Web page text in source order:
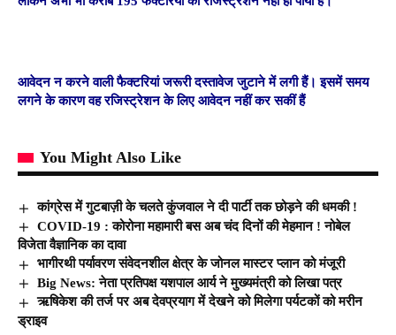
आवेदन न करने वाली फैक्टरियां जरूरी दस्तावेज जुटाने में लगी हैं। इसमें समय
लगने के कारण वह रजिस्ट्रेशन के लिए आवेदन नहीं कर सकीं हैं
You Might Also Like
कांग्रेस में गुटबाज़ी के चलते कुंजवाल ने दी पार्टी तक छोड़ने की धमकी !
COVID-19 : कोरोना महामारी बस अब चंद दिनों की मेहमान ! नोबेल
विजेता वैज्ञानिक का दावा
भागीरथी पर्यावरण संवेदनशील क्षेत्र के जोनल मास्टर प्लान को मंजूरी
Big News: नेता प्रतिपक्ष यशपाल आर्य ने मुख्यमंत्री को लिखा पत्र
ऋषिकेश की तर्ज पर अब देवप्रयाग में देखने को मिलेगा पर्यटकों को मरीन
ड्राइव